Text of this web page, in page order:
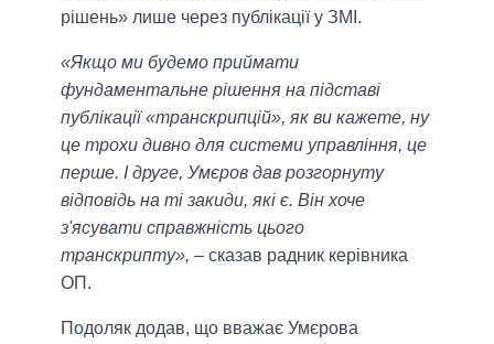
рішень» лише через публікації у ЗМІ.
«Якщо ми будемо приймати
фундаментальне рішення на підставі
публікації «транскрипцій», як ви кажете, ну
це трохи дивно для системи управління, це
перше. І друге, Умєров дав розгорнуту
відповідь на ті закиди, які є. Він хоче
з'ясувати справжність цього
транскрипту», – сказав радник керівника
ОП.
Подоляк додав, що вважає Умєрова